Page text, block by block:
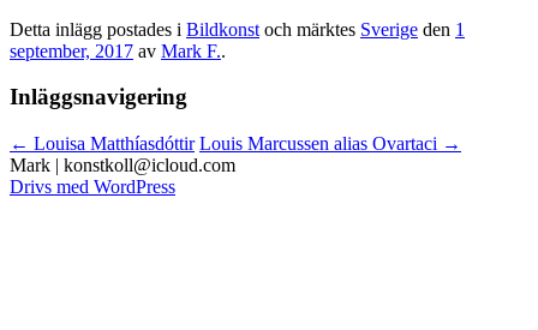
Detta inlägg postades i Bildkonst och märktes Sverige den 1
september, 2017 av Mark F..
Inläggsnavigering
← Louisa Matthíasdóttir Louis Marcussen alias Ovartaci →
Drivs med WordPress